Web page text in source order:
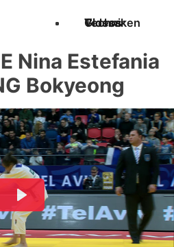
Techniken
Videos
Glossar
Nina Estefania
Bokyeong